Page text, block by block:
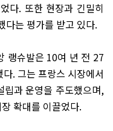
다. 또한 현장과 긴밀히
다는 평가를 받고 있다.
랭슈발은 10여 년 전 27
다. 그는 프랑스 시장에서
과 운영을 주도했으며,
확대를 이끌었다.